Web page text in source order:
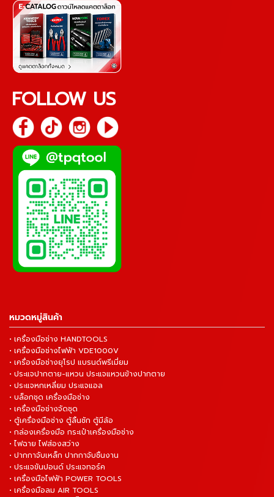
FOLLOW US
หมวดหมู่สินค้า
• เครื่องมือช่าง HANDTOOLS
• เครื่องมือช่างไฟฟ้า VDE1000V
• เครื่องมือช่างยุโรป แบรนด์พรีเมี่ยม
• ประแจปากตาย-แหวน ประแจแหวนข้างปากตาย
• ประแจหกเหลี่ยม ประแจแอล
• บล็อกชุด เครื่องมือช่าง
• เครื่องมือช่างจัดชุด
• ตู้เครื่องมือช่าง ตู้ลิ้นชัก ตู้มีล้อ
• กล่องเครื่องมือ กระเป๋าเครื่องมือช่าง
• ไฟฉาย ไฟส่องสว่าง
• ปากกาจับเหล็ก ปากกาจับชิ้นงาน
• ประแจขันปอนด์ ประแจทอร์ค
• เครื่องมือไฟฟ้า POWER TOOLS
• เครื่องมือลม AIR TOOLS